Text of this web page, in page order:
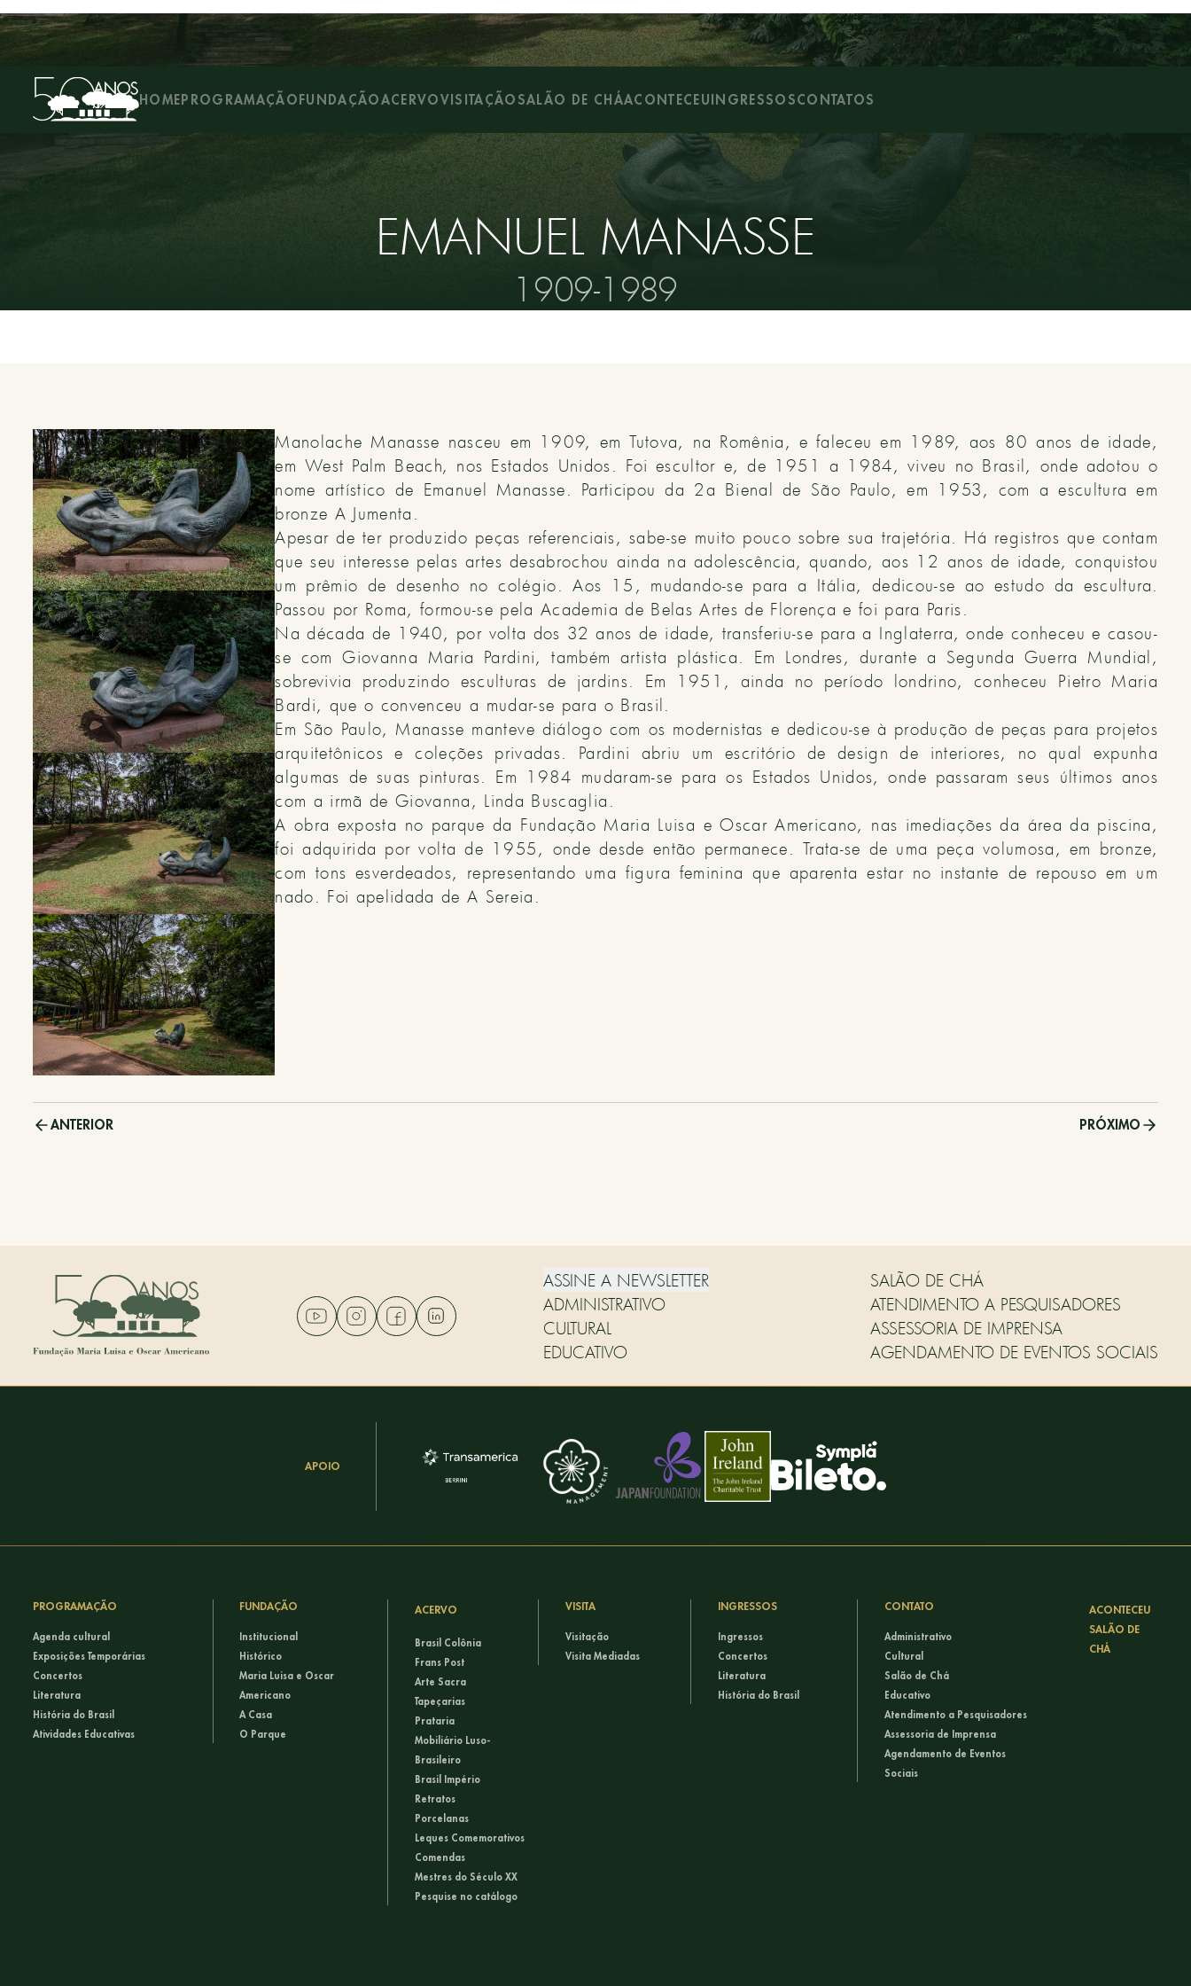
HOMEPROGRAMAÇÃOFUNDAÇÃOACERVOVISITAÇÃO SALÃO DE CHÁACONTECEUINGRESSOSCONTATOS
EMANUEL MANASSE
1909-1989
Manolache Manasse nasceu em 1909, em Tutova, na Romênia, e faleceu em 1989, aos 80 anos de idade,
em West Palm Beach, nos Estados Unidos. Foi escultor e, de 1951 a 1984, viveu no Brasil, onde adotou o
nome artístico de Emanuel Manasse. Participou da 2a Bienal de São Paulo, em 1953, com a escultura em
bronze A Jumenta.
Apesar de ter produzido peças referenciais, sabe-se muito pouco sobre sua trajetória. Há registros que contam
que seu interesse pelas artes desabrochou ainda na adolescência, quando, aos 12 anos de idade, conquistou
um prêmio de desenho no colégio. Aos 15, mudando-se para a Itália, dedicou-se ao estudo da escultura.
Passou por Roma, formou-se pela Academia de Belas Artes de Florença e foi para Paris.
Na década de 1940, por volta dos 32 anos de idade, transferiu-se para a Inglaterra, onde conheceu e casou-
se com Giovanna Maria Pardini, também artista plástica. Em Londres, durante a Segunda Guerra Mundial,
sobrevivia produzindo esculturas de jardins. Em 1951, ainda no período londrino, conheceu Pietro Maria
Bardi, que o convenceu a mudar-se para o Brasil.
Em São Paulo, Manasse manteve diálogo com os modernistas e dedicou-se à produção de peças para projetos
arquitetônicos e coleções privadas. Pardini abriu um escritório de design de interiores, no qual expunha
algumas de suas pinturas. Em 1984 mudaram-se para os Estados Unidos, onde passaram seus últimos anos
com a irmã de Giovanna, Linda Buscaglia.
A obra exposta no parque da Fundação Maria Luisa e Oscar Americano, nas imediações da área da piscina,
foi adquirida por volta de 1955, onde desde então permanece. Trata-se de uma peça volumosa, em bronze,
com tons esverdeados, representando uma figura feminina que aparenta estar no instante de repouso em um
nado. Foi apelidada deA Sereia.
ANTERIOR PRÓXIMO
ASSINE A NEWSLETTER
ADMINISTRATIVO
CULTURAL
EDUCATIVO
SALÃO DE CHÁ
ATENDIMENTO A PESQUISADORES
ASSESSORIA DE IMPRENSA
AGENDAMENTO DE EVENTOS SOCIAIS
APOIO
PROGRAMAÇÃO
Agenda cultural
Exposições Temporárias
Concertos
Literatura
História do Brasil
Atividades Educativas
FUNDAÇÃO
Institucional
Histórico
Maria Luisa e Oscar
Americano
A Casa
O Parque
ACERVO
Brasil Colônia
Frans Post
Arte Sacra
Tapeçarias
Prataria
Mobiliário Luso-
Brasileiro
Brasil Império
Retratos
Porcelanas
Leques Comemorativos
Comendas
Mestres do Século XX
Pesquise no catálogo
VISITA
Visitação
Visita Mediadas
INGRESSOS
Ingressos
Concertos
Literatura
História do Brasil
CONTATO
Administrativo
Cultural
Salão de Chá
Educativo
Atendimento a Pesquisadores
Assessoria de Imprensa
Agendamento de Eventos
Sociais
ACONTECEU
SALÃO DE
CHÁ